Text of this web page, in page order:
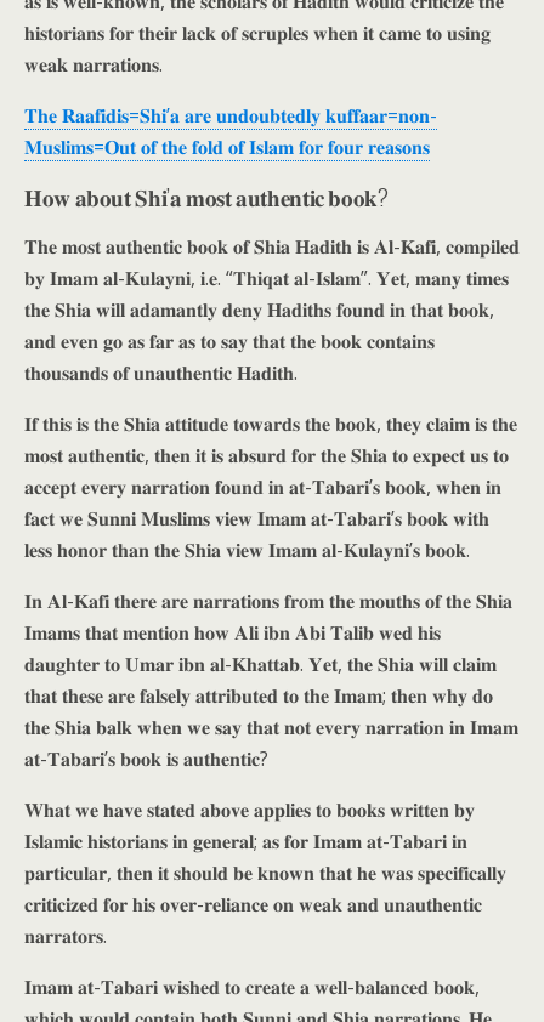
𝐡𝐢𝐬𝐭𝐨𝐫𝐢𝐚𝐧𝐬 𝐟𝐨𝐫 𝐭𝐡𝐞𝐢𝐫 𝐥𝐚𝐜𝐤 𝐨𝐟 𝐬𝐜𝐫𝐮𝐩𝐥𝐞𝐬 𝐰𝐡𝐞𝐧 𝐢𝐭 𝐜𝐚𝐦𝐞 𝐭𝐨 𝐮𝐬𝐢𝐧𝐠
𝐰𝐞𝐚𝐤 𝐧𝐚𝐫𝐫𝐚𝐭𝐢𝐨𝐧𝐬.
𝐓𝐡𝐞 𝐑𝐚𝐚𝐟𝐢𝐝𝐢𝐬=𝐒𝐡𝐢’𝐚 𝐚𝐫𝐞 𝐮𝐧𝐝𝐨𝐮𝐛𝐭𝐞𝐝𝐥𝐲 𝐤𝐮𝐟𝐟𝐚𝐚𝐫=𝐧𝐨𝐧-
𝐌𝐮𝐬𝐥𝐢𝐦𝐬=𝐎𝐮𝐭 𝐨𝐟 𝐭𝐡𝐞 𝐟𝐨𝐥𝐝 𝐨𝐟 𝐈𝐬𝐥𝐚𝐦 𝐟𝐨𝐫 𝐟𝐨𝐮𝐫 𝐫𝐞𝐚𝐬𝐨𝐧𝐬
𝐇𝐨𝐰 𝐚𝐛𝐨𝐮𝐭 𝐒𝐡𝐢’𝐚 𝐦𝐨𝐬𝐭 𝐚𝐮𝐭𝐡𝐞𝐧𝐭𝐢𝐜 𝐛𝐨𝐨𝐤?
𝐓𝐡𝐞 𝐦𝐨𝐬𝐭 𝐚𝐮𝐭𝐡𝐞𝐧𝐭𝐢𝐜 𝐛𝐨𝐨𝐤 𝐨𝐟 𝐒𝐡𝐢𝐚 𝐇𝐚𝐝𝐢𝐭𝐡 𝐢𝐬 𝐀𝐥-𝐊𝐚𝐟𝐢, 𝐜𝐨𝐦𝐩𝐢𝐥𝐞𝐝
𝐛𝐲 𝐈𝐦𝐚𝐦 𝐚𝐥-𝐊𝐮𝐥𝐚𝐲𝐧𝐢, 𝐢.𝐞. “𝐓𝐡𝐢𝐪𝐚𝐭 𝐚𝐥-𝐈𝐬𝐥𝐚𝐦”. 𝐘𝐞𝐭, 𝐦𝐚𝐧𝐲 𝐭𝐢𝐦𝐞𝐬
𝐭𝐡𝐞 𝐒𝐡𝐢𝐚 𝐰𝐢𝐥𝐥 𝐚𝐝𝐚𝐦𝐚𝐧𝐭𝐥𝐲 𝐝𝐞𝐧𝐲 𝐇𝐚𝐝𝐢𝐭𝐡𝐬 𝐟𝐨𝐮𝐧𝐝 𝐢𝐧 𝐭𝐡𝐚𝐭 𝐛𝐨𝐨𝐤,
𝐚𝐧𝐝 𝐞𝐯𝐞𝐧 𝐠𝐨 𝐚𝐬 𝐟𝐚𝐫 𝐚𝐬 𝐭𝐨 𝐬𝐚𝐲 𝐭𝐡𝐚𝐭 𝐭𝐡𝐞 𝐛𝐨𝐨𝐤 𝐜𝐨𝐧𝐭𝐚𝐢𝐧𝐬
𝐭𝐡𝐨𝐮𝐬𝐚𝐧𝐝𝐬 𝐨𝐟 𝐮𝐧𝐚𝐮𝐭𝐡𝐞𝐧𝐭𝐢𝐜 𝐇𝐚𝐝𝐢𝐭𝐡.
𝐈𝐟 𝐭𝐡𝐢𝐬 𝐢𝐬 𝐭𝐡𝐞 𝐒𝐡𝐢𝐚 𝐚𝐭𝐭𝐢𝐭𝐮𝐝𝐞 𝐭𝐨𝐰𝐚𝐫𝐝𝐬 𝐭𝐡𝐞 𝐛𝐨𝐨𝐤, 𝐭𝐡𝐞𝐲 𝐜𝐥𝐚𝐢𝐦 𝐢𝐬 𝐭𝐡𝐞
𝐦𝐨𝐬𝐭 𝐚𝐮𝐭𝐡𝐞𝐧𝐭𝐢𝐜, 𝐭𝐡𝐞𝐧 𝐢𝐭 𝐢𝐬 𝐚𝐛𝐬𝐮𝐫𝐝 𝐟𝐨𝐫 𝐭𝐡𝐞 𝐒𝐡𝐢𝐚 𝐭𝐨 𝐞𝐱𝐩𝐞𝐜𝐭 𝐮𝐬 𝐭𝐨
𝐚𝐜𝐜𝐞𝐩𝐭 𝐞𝐯𝐞𝐫𝐲 𝐧𝐚𝐫𝐫𝐚𝐭𝐢𝐨𝐧 𝐟𝐨𝐮𝐧𝐝 𝐢𝐧 𝐚𝐭-𝐓𝐚𝐛𝐚𝐫𝐢’𝐬 𝐛𝐨𝐨𝐤, 𝐰𝐡𝐞𝐧 𝐢𝐧
𝐟𝐚𝐜𝐭 𝐰𝐞 𝐒𝐮𝐧𝐧𝐢 𝐌𝐮𝐬𝐥𝐢𝐦𝐬 𝐯𝐢𝐞𝐰 𝐈𝐦𝐚𝐦 𝐚𝐭-𝐓𝐚𝐛𝐚𝐫𝐢’𝐬 𝐛𝐨𝐨𝐤 𝐰𝐢𝐭𝐡
𝐥𝐞𝐬𝐬 𝐡𝐨𝐧𝐨𝐫 𝐭𝐡𝐚𝐧 𝐭𝐡𝐞 𝐒𝐡𝐢𝐚 𝐯𝐢𝐞𝐰 𝐈𝐦𝐚𝐦 𝐚𝐥-𝐊𝐮𝐥𝐚𝐲𝐧𝐢’𝐬 𝐛𝐨𝐨𝐤.
𝐈𝐧 𝐀𝐥-𝐊𝐚𝐟𝐢 𝐭𝐡𝐞𝐫𝐞 𝐚𝐫𝐞 𝐧𝐚𝐫𝐫𝐚𝐭𝐢𝐨𝐧𝐬 𝐟𝐫𝐨𝐦 𝐭𝐡𝐞 𝐦𝐨𝐮𝐭𝐡𝐬 𝐨𝐟 𝐭𝐡𝐞 𝐒𝐡𝐢𝐚
𝐈𝐦𝐚𝐦𝐬 𝐭𝐡𝐚𝐭 𝐦𝐞𝐧𝐭𝐢𝐨𝐧 𝐡𝐨𝐰 𝐀𝐥𝐢 𝐢𝐛𝐧 𝐀𝐛𝐢 𝐓𝐚𝐥𝐢𝐛 𝐰𝐞𝐝 𝐡𝐢𝐬
𝐝𝐚𝐮𝐠𝐡𝐭𝐞𝐫 𝐭𝐨 𝐔𝐦𝐚𝐫 𝐢𝐛𝐧 𝐚𝐥-𝐊𝐡𝐚𝐭𝐭𝐚𝐛. 𝐘𝐞𝐭, 𝐭𝐡𝐞 𝐒𝐡𝐢𝐚 𝐰𝐢𝐥𝐥 𝐜𝐥𝐚𝐢𝐦
𝐭𝐡𝐚𝐭 𝐭𝐡𝐞𝐬𝐞 𝐚𝐫𝐞 𝐟𝐚𝐥𝐬𝐞𝐥𝐲 𝐚𝐭𝐭𝐫𝐢𝐛𝐮𝐭𝐞𝐝 𝐭𝐨 𝐭𝐡𝐞 𝐈𝐦𝐚𝐦; 𝐭𝐡𝐞𝐧 𝐰𝐡𝐲 𝐝𝐨
𝐭𝐡𝐞 𝐒𝐡𝐢𝐚 𝐛𝐚𝐥𝐤 𝐰𝐡𝐞𝐧 𝐰𝐞 𝐬𝐚𝐲 𝐭𝐡𝐚𝐭 𝐧𝐨𝐭 𝐞𝐯𝐞𝐫𝐲 𝐧𝐚𝐫𝐫𝐚𝐭𝐢𝐨𝐧 𝐢𝐧 𝐈𝐦𝐚𝐦
𝐚𝐭-𝐓𝐚𝐛𝐚𝐫𝐢’𝐬 𝐛𝐨𝐨𝐤 𝐢𝐬 𝐚𝐮𝐭𝐡𝐞𝐧𝐭𝐢𝐜?
𝐖𝐡𝐚𝐭 𝐰𝐞 𝐡𝐚𝐯𝐞 𝐬𝐭𝐚𝐭𝐞𝐝 𝐚𝐛𝐨𝐯𝐞 𝐚𝐩𝐩𝐥𝐢𝐞𝐬 𝐭𝐨 𝐛𝐨𝐨𝐤𝐬 𝐰𝐫𝐢𝐭𝐭𝐞𝐧 𝐛𝐲
𝐈𝐬𝐥𝐚𝐦𝐢𝐜 𝐡𝐢𝐬𝐭𝐨𝐫𝐢𝐚𝐧𝐬 𝐢𝐧 𝐠𝐞𝐧𝐞𝐫𝐚𝐥; 𝐚𝐬 𝐟𝐨𝐫 𝐈𝐦𝐚𝐦 𝐚𝐭-𝐓𝐚𝐛𝐚𝐫𝐢 𝐢𝐧
𝐩𝐚𝐫𝐭𝐢𝐜𝐮𝐥𝐚𝐫, 𝐭𝐡𝐞𝐧 𝐢𝐭 𝐬𝐡𝐨𝐮𝐥𝐝 𝐛𝐞 𝐤𝐧𝐨𝐰𝐧 𝐭𝐡𝐚𝐭 𝐡𝐞 𝐰𝐚𝐬 𝐬𝐩𝐞𝐜𝐢𝐟𝐢𝐜𝐚𝐥𝐥𝐲
𝐜𝐫𝐢𝐭𝐢𝐜𝐢𝐳𝐞𝐝 𝐟𝐨𝐫 𝐡𝐢𝐬 𝐨𝐯𝐞𝐫-𝐫𝐞𝐥𝐢𝐚𝐧𝐜𝐞 𝐨𝐧 𝐰𝐞𝐚𝐤 𝐚𝐧𝐝 𝐮𝐧𝐚𝐮𝐭𝐡𝐞𝐧𝐭𝐢𝐜
𝐧𝐚𝐫𝐫𝐚𝐭𝐨𝐫𝐬.
𝐈𝐦𝐚𝐦 𝐚𝐭-𝐓𝐚𝐛𝐚𝐫𝐢 𝐰𝐢𝐬𝐡𝐞𝐝 𝐭𝐨 𝐜𝐫𝐞𝐚𝐭𝐞 𝐚 𝐰𝐞𝐥𝐥-𝐛𝐚𝐥𝐚𝐧𝐜𝐞𝐝 𝐛𝐨𝐨𝐤,